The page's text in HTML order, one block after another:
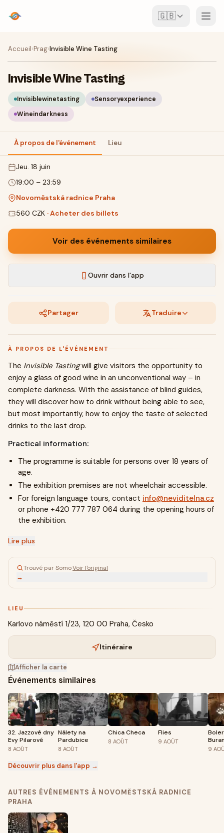
🇬🇧
Événements
Carte
Lieux
Accueil›Prag›Invisible Wine Tasting
Invisible Wine Tasting
Invisiblewinetasting
Sensoryexperience
Wineindarkness
À propos de l'événement Lieu
jeu. 18 juin
19:00 – 23:59
Novoměstská radnice Praha
560 CZK ·Acheter des billets
Voir des événements similaires
Ouvrir dans l'app
Partager Traduire
À PROPOS DE L'ÉVÉNEMENT
The Invisible Tastingwill give visitors the opportunity to
enjoy a glass of good wine in an unconventional way – in
complete darkness. With the assistance of blind guides,
they will discover how to drink without being able to see,
but most importantly, how to enjoy the taste of selected
drinks to the last drop.
Practical information:
The programme is suitable for persons over 18 years of
age.
The exhibition premises are not wheelchair accessible.
For foreign language tours, contact info@neviditelna.cz
or phone +420 777 787 064 during the opening hours of
the exhibition.
Lire plus
Trouvé par SomoVoir l'original
→
LIEU
Karlovo náměstí 1/23, 120 00 Praha, Česko
Itinéraire
Afficher la carte
Événements similaires
32. Jazzové dny
Evy Pilarové
8 AOÛT
Nálety na
Pardubice
8 AOÛT
Chica Checa
8 AOÛT
Flies
9 AOÛT
9
Découvrir plus dans l'app →
AUTRES ÉVÉNEMENTS À NOVOMĚSTSKÁ RADNICE
PRAHA